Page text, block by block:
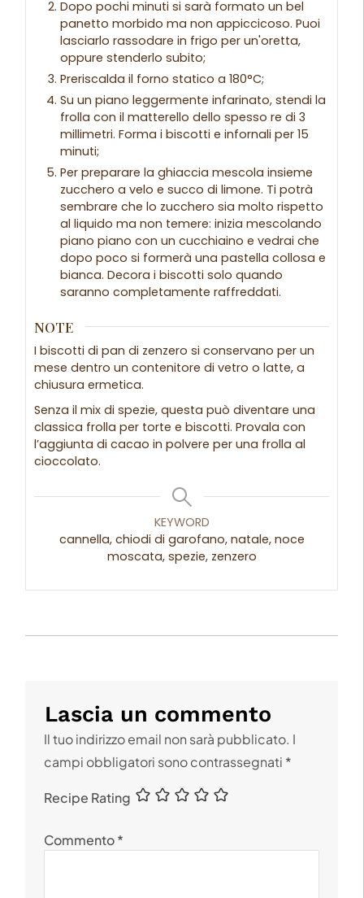
Dopo pochi minuti si sarà formato un bel
panetto morbido ma non appiccicoso. Puoi
lasciarlo rassodare in frigo per un'oretta,
oppure stenderlo subito;
Preriscalda il forno statico a 180°C;
Su un piano leggermente infarinato, stendi la
frolla con il matterello dello spesso re di 3
millimetri. Forma i biscotti e infornali per 15
minuti;
Per preparare la ghiaccia mescola insieme
zucchero a velo e succo di limone. Ti potrà
sembrare che lo zucchero sia molto rispetto
al liquido ma non temere: inizia mescolando
piano piano con un cucchiaino e vedrai che
dopo poco si formerà una pastella collosa e
bianca. Decora i biscotti solo quando
saranno completamente raffreddati.
NOTE
I biscotti di pan di zenzero si conservano per un
mese dentro un contenitore di vetro o latte, a
chiusura ermetica.
Senza il mix di spezie, questa può diventare una
classica frolla per torte e biscotti. Provala con
l’aggiunta di cacao in polvere per una frolla al
cioccolato.
KEYWORD
cannella, chiodi di garofano, natale, noce
moscata, spezie, zenzero
Lascia un commento
Il tuo indirizzo email non sarà pubblicato. I
campi obbligatori sono contrassegnati *
Recipe Rating
Commento*